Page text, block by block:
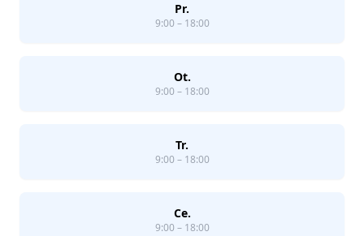
Pr.
9:00 – 18:00
Ot.
9:00 – 18:00
Tr.
9:00 – 18:00
Ce.
9:00 – 18:00